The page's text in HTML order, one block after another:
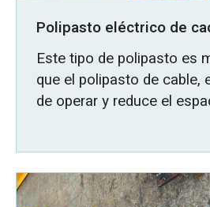
Polipasto eléctrico de
Este tipo de polipasto es
que el polipasto de cable,
de operar y reduce el